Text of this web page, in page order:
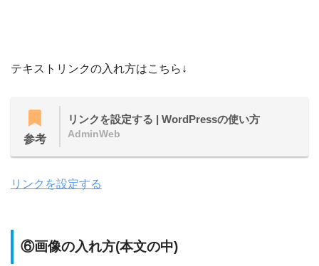
テキストリンクの入れ方はこちら↓
参考
リンクを設定する | WordPressの使い方
AdminWeb
リンクを設定する
⑥画像の入れ方(本文の中)